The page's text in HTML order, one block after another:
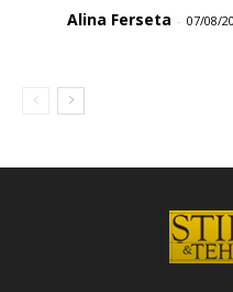
Alina Ferseta - 07/08/